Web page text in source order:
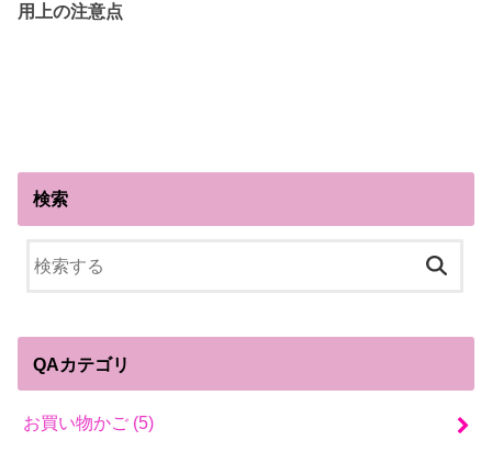
用上の注意点
検索
QAカテゴリ
お買い物かご (5)